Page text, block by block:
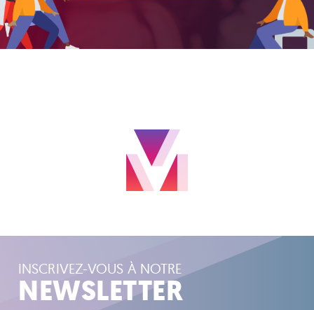
INSCRIVEZ-VOUS À NOTRE
NEWSLETTER